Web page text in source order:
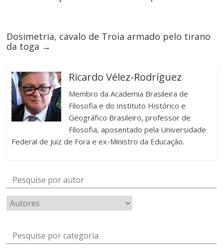
Dosimetria, cavalo de Troia armado pelo tirano
da toga →
Ricardo Vélez-Rodríguez
Membro da Academia Brasileira de
Filosofia e do Instituto Histórico e
Geográfico Brasileiro, professor de
Filosofia, aposentado pela Universidade
Federal de Juiz de Fora e ex-Ministro da Educação.
Pesquise por autor
Pesquise por categoria